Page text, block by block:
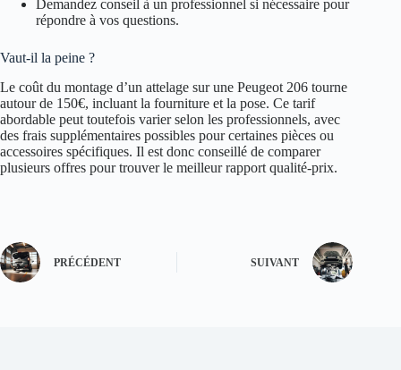
Demandez conseil à un professionnel si nécessaire pour
répondre à vos questions.
Vaut-il la peine ?
Le coût du montage d’un attelage sur une Peugeot 206 tourne
autour de 150€, incluant la fourniture et la pose. Ce tarif
abordable peut toutefois varier selon les professionnels, avec
des frais supplémentaires possibles pour certaines pièces ou
accessoires spécifiques. Il est donc conseillé de comparer
plusieurs offres pour trouver le meilleur rapport qualité-prix.
PRÉCÉDENT SUIVANT